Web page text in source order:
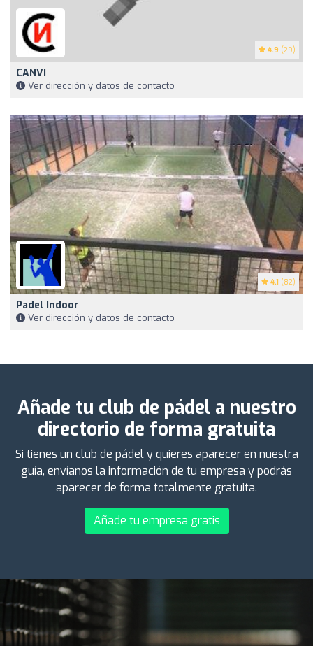
4.9 (29)
CANVI
Ver dirección y datos de contacto
4.1 (82)
Padel Indoor
Ver dirección y datos de contacto
Añade tu club de pádel a nuestro
directorio de forma gratuita
Si tienes un club de pádel y quieres aparecer en nuestra
guía, envíanos la información de tu empresa y podrás
aparecer de forma totalmente gratuita.
Añade tu empresa gratis